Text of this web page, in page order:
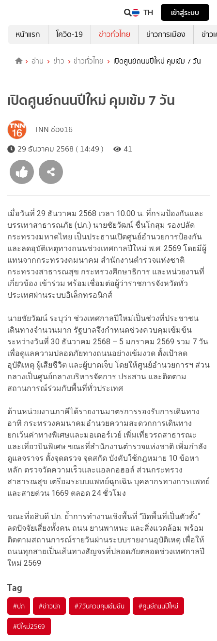
TH
เข้าสู่ระบบ
หน้าแรก
โควิด-19 ข่าวทั่วไทย ข่าวการเมือง ข่าว
อ่าน ข่าว ข่าวทั่วไทย เปิดศูนย์ถนนปีใหม่ คุมเข้ม 7 วัน
เปิดศูนย์ถนนปีใหม่ คุมเข้ม 7 วัน
TNN ช่อง16
29 ธันวาคม 2568 ( 14:49 )
41
เมื่อวันที่ 29 ธันวาคม 2568 เวลา 10.00 น. ที่กรมป้องกันและ
บรรเทาสาธารณภัย (ปภ.) นายชัยวัฒน์ ชื่นโกสุม รองปลัด
กระทรวงมหาดไทย เป็นประธานเปิดศูนย์อำนวยการป้องกัน
และลดอุบัติเหตุทางถนนช่วงเทศกาลปีใหม่ พ.ศ. 2569 โดยมีผู้
แทนจากกระทรวงคมนาคม สำนักงานตำรวจแห่งชาติ
กระทรวงสาธารณสุข กระทรวงศึกษาธิการ และหน่วยงานที่
เกี่ยวข้อง เข้าร่วม พร้อมเชื่อมต่อผู้ว่าราชการจังหวัดทั่ว
ประเทศผ่านระบบอิเล็กทรอนิกส์
นายชัยวัฒน์ ระบุว่า ช่วงเทศกาลปีใหม่เป็นช่วงที่ประชาชน
เดินทางจำนวนมาก รัฐบาลจึงกำหนดช่วงควบคุมเข้มข้น
ระหว่างวันที่ 30 ธันวาคม 2568 – 5 มกราคม 2569 รวม 7 วัน
เพื่อดูแลความปลอดภัยทางถนนอย่างเข้มงวด ตั้งเป้าลด
อุบัติเหตุ ผู้เสียชีวิต และผู้บาดเจ็บ โดยให้ศูนย์อำนวยการฯ ส่วน
กลางเป็นศูนย์กลางบริหารจัดการ ประสาน และติดตาม
สถานการณ์ร่วมกับพื้นที่ทั่วประเทศ
ด้านหน่วยงานภาคีได้รายงานมาตรการรองรับการเดินทาง
อาทิ กระทรวงคมนาคมอำนวยความสะดวกการเดินทาง
ยกเว้นค่าทางพิเศษและมอเตอร์เวย์ เพิ่มเที่ยวรถสาธารณะ
และเที่ยวบินพิเศษ ขณะที่สำนักงานตำรวจแห่งชาติ เพิ่มกำลัง
ดูแลจราจร ตั้งจุดตรวจ จุดสกัด บังคับใช้กฎหมาย 10 ข้อหา
หลัก ตรวจวัดความเร็วและแอลกอฮอล์ ส่วนกระทรวง
สาธารณสุข เตรียมระบบแพทย์ฉุกเฉิน บุคลากรทางการแพทย์
และสายด่วน 1669 ตลอด 24 ชั่วโมง
ขณะที่อธิบดี ปภ. ย้ำการทำงานเชิงพื้นที่ “ยึดพื้นที่เป็นตัวตั้ง”
ลดปัจจัยเสี่ยงทั้งคน ถนน ยานพาหนะ และสิ่งแวดล้อม พร้อม
ติดตามสถานการณ์รายวันผ่านระบบรายงานอุบัติเหตุ เพื่อให้
ถนนทุกสายเป็นเส้นทางสัญจรที่ปลอดภัยตลอดช่วงเทศกาลปี
ใหม่ 2569
Tag
#ปภ #ข่าวปภ #7วันควบคุมเข้มข้น #ศูนย์ถนนปีใหม่
#ปีใหม่2569